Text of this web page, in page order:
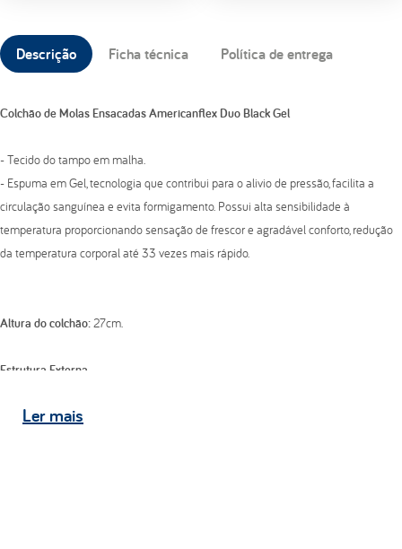
Descrição Ficha técnica Política de entrega
Colchão de Molas Ensacadas Americanflex Duo Black Gel
- Tecido do tampo em malha.
- Espuma em Gel, tecnologia que contribui para o alivio de pressão, facilita a
circulação sanguínea e evita formigamento. Possui alta sensibilidade à
temperatura proporcionando sensação de frescor e agradável conforto, redução
da temperatura corporal até 33 vezes mais rápido.
Altura do colchão:27cm.
Estrutura Externa
Tecido faixa lateral:
Lermais